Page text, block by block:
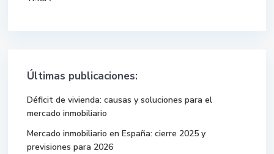
Últimas publicaciones:
Déficit de vivienda: causas y soluciones para el
mercado inmobiliario
Mercado inmobiliario en España: cierre 2025 y
previsiones para 2026